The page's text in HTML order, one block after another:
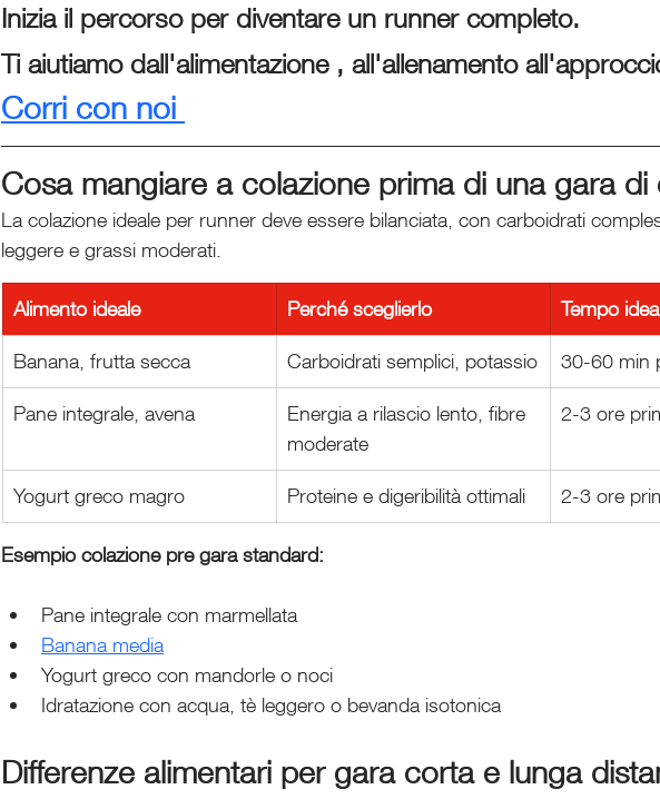
Inizia il percorso per diventare un runner completo.
Ti aiutiamo dall'alimentazione , all'allenamento
Corri con noi
Cosa mangiare a colazione prima di una gara di
La colazione ideale per runner deve essere bilanciata, con carboidrati
leggere e grassi moderati.
Alimento ideale Perché sceglierlo Tempo
Banana, frutta secca Carboidrati semplici, potassio 30-60 min
Pane integrale, avena
Energia a rilascio lento, fibre
moderate
2-3 ore
Yogurt greco magro Proteine e digeribilità ottimali 2-3 ore
Esempio colazione pre gara standard:
Pane integrale con marmellata
Banana media
Yogurt greco con mandorle o noci
Idratazione con acqua, tè leggero o bevanda isotonica
Differenze alimentari per gara corta e lunga